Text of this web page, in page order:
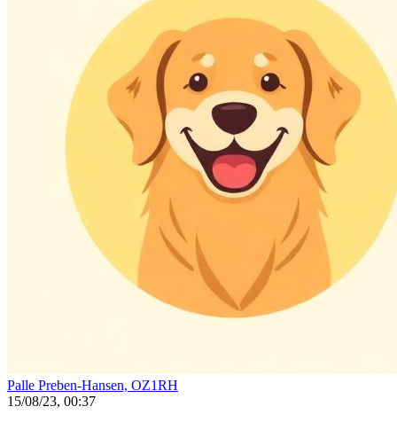
Palle Preben-Hansen, OZ1RH
15/08/23, 00:37